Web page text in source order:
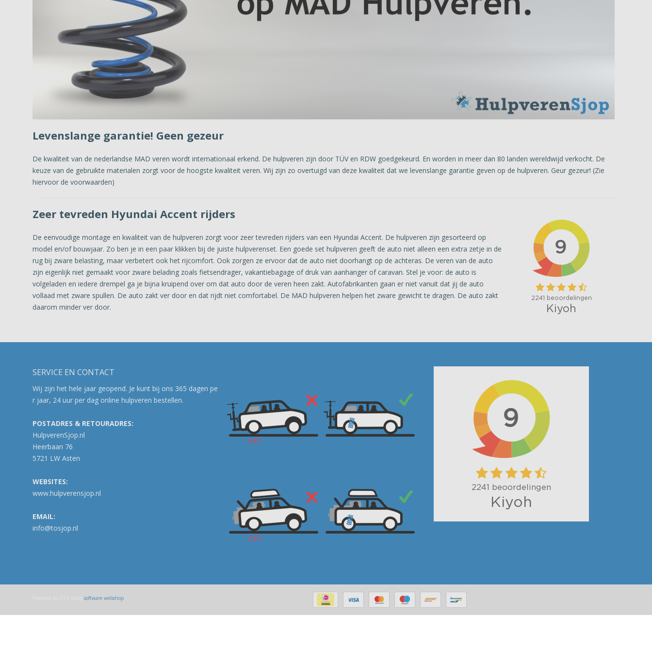
Levenslange garantie! Geen gezeur
De kwaliteit van de nederlandse MAD veren wordt internationaal erkend. De hulpveren zijn door TÜV en RDW goedgekeurd. En worden in meer dan 80 landen wereldwijd verkocht. De
keuze van de gebruikte materialen zorgt voor de hoogste kwaliteit veren. Wij zijn zo overtuigd van deze kwaliteit dat we levenslange garantie geven op de hulpveren. Geur gezeur! (Zie
hiervoor de voorwaarden)
Zeer tevreden Hyundai Accent rijders
De eenvoudige montage en kwaliteit van de hulpveren zorgt voor zeer tevreden rijders van een Hyundai Accent. De hulpveren zijn gesorteerd op
model en/of bouwjaar. Zo ben je in een paar klikken bij de juiste hulpverenset. Een goede set hulpveren geeft de auto niet alleen een extra zetje in de
rug bij zware belasting, maar verbetert ook het rijcomfort. Ook zorgen ze ervoor dat de auto niet doorhangt op de achteras. De veren van de auto
zijn eigenlijk niet gemaakt voor zware belading zoals fietsendrager, vakantiebagage of druk van aanhanger of caravan. Stel je voor: de auto is
volgeladen en iedere drempel ga je bijna kruipend over om dat auto door de veren heen zakt. Autofabrikanten gaan er niet vanuit dat jij de auto
vollaad met zware spullen. De auto zakt ver door en dat rijdt niet comfortabel. De MAD hulpveren helpen het zware gewicht te dragen. De auto zakt
daarom minder ver door.
SERVICE EN CONTACT
Wij zijn het hele jaar geopend. Je kunt bij ons 365 dagen pe
r jaar, 24 uur per dag online hulpveren bestellen.
POSTADRES & RETOURADRES:
HulpverenSjop.nl
Heerbaan 76
5721 LW Asten
WEBSITES:
www.hulpverensjop.nl
EMAIL:
info@tosjop.nl
software webshop